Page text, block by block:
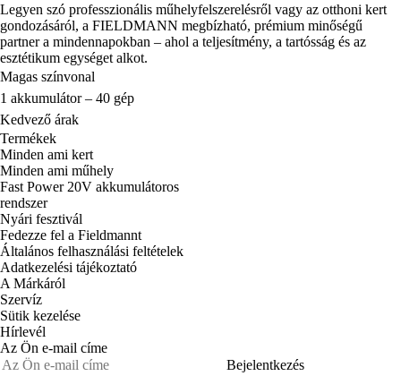
Legyen szó professzionális műhelyfelszerelésről vagy az otthoni kert
gondozásáról, a FIELDMANN megbízható, prémium minőségű
partner a mindennapokban – ahol a teljesítmény, a tartósság és az
esztétikum egységet alkot.
Magas színvonal
1 akkumulátor – 40 gép
Kedvező árak
Termékek
Minden ami kert
Minden ami műhely
Fast Power 20V akkumulátoros
rendszer
Nyári fesztivál
Fedezze fel a Fieldmannt
Általános felhasználási feltételek
Adatkezelési tájékoztató
A Márkáról
Szervíz
Sütik kezelése
Hírlevél
Az Ön e-mail címe
Bejelentkezés